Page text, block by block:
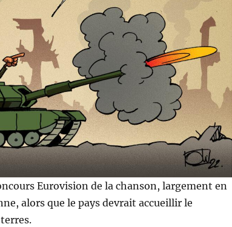
Eurovision de la chanson, largement en
alors que le pays devrait accueillir le